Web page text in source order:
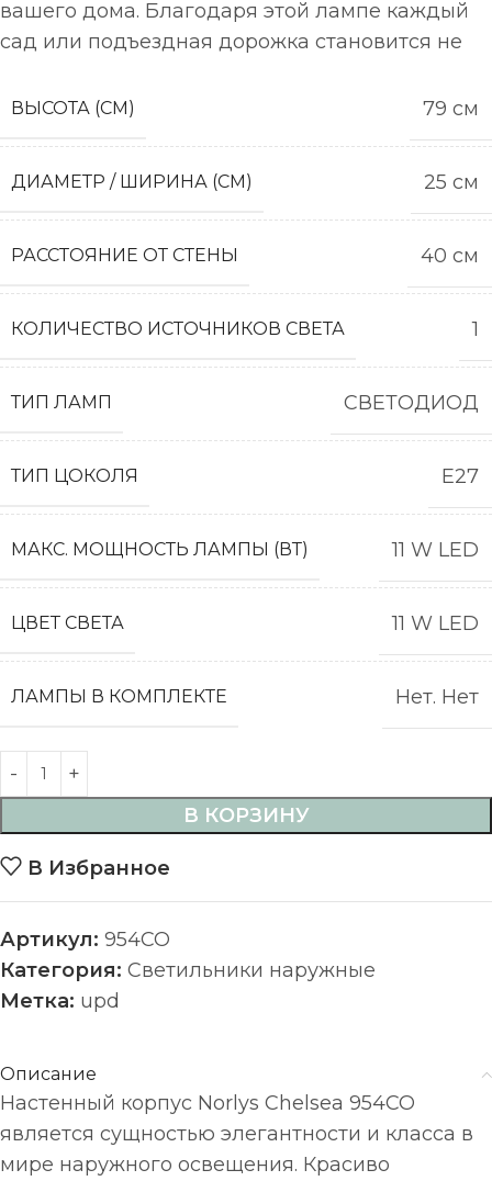
вашего дома. Благодаря этой лампе каждый
сад или подъездная дорожка становится не
ВЫСОТА (СМ) 79 см
ДИАМЕТР / ШИРИНА (СМ) 25 см
РАССТОЯНИЕ ОТ СТЕНЫ 40 см
КОЛИЧЕСТВО ИСТОЧНИКОВ СВЕТА 1
ТИП ЛАМП СВЕТОДИОД
ТИП ЦОКОЛЯ E27
МАКС. МОЩНОСТЬ ЛАМПЫ (ВТ) 11 W LED
ЦВЕТ СВЕТА 11 W LED
ЛАМПЫ В КОМПЛЕКТЕ Нет. Нет
В КОРЗИНУ
В Избранное
Артикул: 954CO
Категория: Светильники наружные
Метка: upd
Описание
Настенный корпус Norlys Chelsea 954CO
является сущностью элегантности и класса в
мире наружного освещения. Красиво